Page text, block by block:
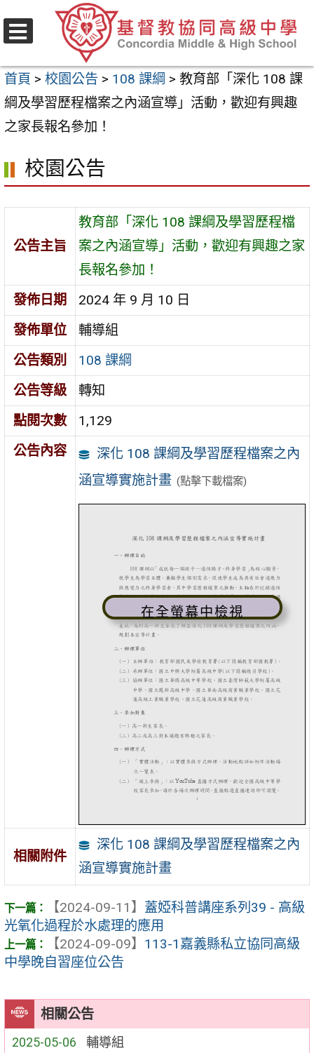
至
要
內
容
首頁 > 校園公告 > 108 課綱 > 教育部「深化 108 課
綱及學習歷程檔案之內涵宣導」活動，歡迎有興趣
之家長報名參加！
相關公告
2025-05-06 輔導組
校園公告
公告主旨
教育部「深化 108 課綱及學習歷程檔
案之內涵宣導」活動，歡迎有興趣之家
長報名參加！
發佈日期
2024 年 9 月 10 日
發佈單位
輔導組
公告類別
108 課綱
公告等級
轉知
點閱次數
1,129
公告內容
深化 108 課綱及學習歷程檔案之內
涵宣導實施計畫 (點擊下載檔案)
在全螢幕中檢視
相關附件
深化 108 課綱及學習歷程檔案之內
涵宣導實施計畫
【2024-09-11】 蓋婭科普講座系列39 - 高級
光氧化過程於水處理的應用
【2024-09-09】 113-1嘉義縣私立協同高級
中學晚自習座位公告
選
單